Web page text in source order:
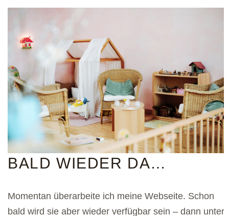
BALD WIEDER DA…
Momentan überarbeite ich meine Webseite. Schon
bald wird sie aber wieder verfügbar sein – dann unter